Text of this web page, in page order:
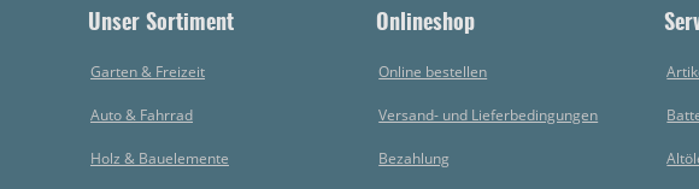
Unser Sortiment
Garten & Freizeit
Auto & Fahrrad
Holz & Bauelemente
Onlineshop
Online bestellen
Versand- und Lieferbedingungen
Bezahlung